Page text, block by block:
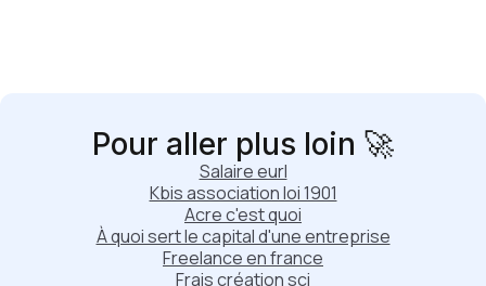
Pour aller plus loin 🚀
Salaire eurl
Kbis association loi 1901
Acre c'est quoi
À quoi sert le capital d'une entreprise
Freelance en france
Frais création sci